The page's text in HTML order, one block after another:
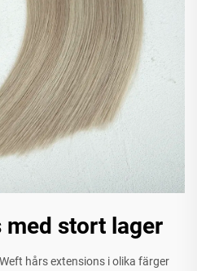
med stort lager
hårs extensions i olika färger